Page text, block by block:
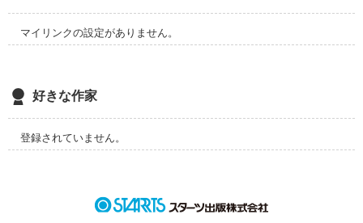
マイリンクの設定がありません。
好きな作家
登録されていません。